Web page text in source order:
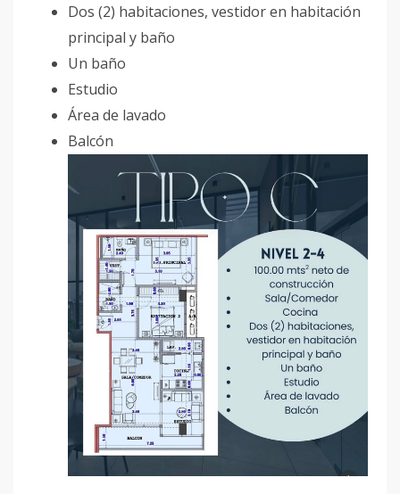
Dos (2) habitaciones, vestidor en habitación
principal y baño
Un baño
Estudio
Área de lavado
Balcón